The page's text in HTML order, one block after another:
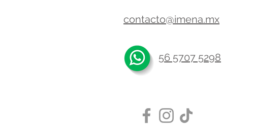
contacto@imena.mx
56 5707 5298